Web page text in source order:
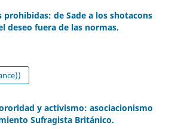
de Sade a los shotacons
deseo fuera de las normas.
y activismo: asociacionismo
Sufragista Británico.